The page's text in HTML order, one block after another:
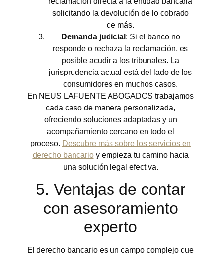
solicitando la devolución de lo cobrado
de más.
Demanda judicial : Si el banco no
responde o rechaza la reclamación, es
posible acudir a los tribunales. La
jurisprudencia actual está del lado de los
consumidores en muchos casos.
En NEUS LAFUENTE ABOGADOS trabajamos
cada caso de manera personalizada,
ofreciendo soluciones adaptadas y un
acompañamiento cercano en todo el
proceso. Descubre más sobre los servicios en
derecho bancarioy empieza tu camino hacia
una solución legal efectiva.
5. Ventajas de contar
con asesoramiento
experto
El derecho bancario es un campo complejo que